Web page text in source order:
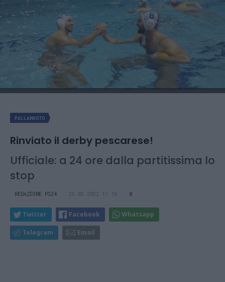
PALLANUOTO
Rinviato il derby pescarese!
Ufficiale: a 24 ore dalla partitissima lo
stop
REDAZIONE PS24 25.02.2022 17:16 0
Twitter Facebook Whatsapp
Telegram Email